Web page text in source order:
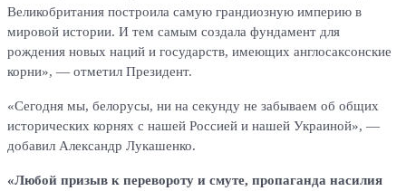
Великобритания построила самую грандиозную империю в
мировой истории. И тем самым создала фундамент для
рождения новых наций и государств, имеющих англосаксонские
корни», — отметил Президент.
«Сегодня мы, белорусы, ни на секунду не забываем об общих
исторических корнях с нашей Россией и нашей Украиной», —
добавил Александр Лукашенко.
«Любой призыв к перевороту и смуте, пропаганда насилия